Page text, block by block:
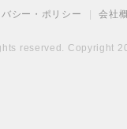
シー・ポリシー 会社
reserved. Copyright